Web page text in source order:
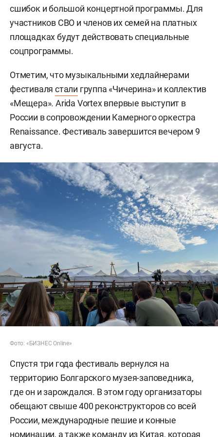
сшибок и большой концертной программы. Для
участников СВО и членов их семей на платных
площадках будут действовать специальные
соцпрограммы.
Отметим, что музыкальными хедлайнерами
фестивалястали группа «Чичерина» и коллектив
«Мещера». Arida Vortex впервые выступит в
России в сопровождении Камерного оркестра
Renaissance. Фестиваль завершится вечером 9
августа.
Фото: «БИЗНЕС Online»
Спустя три года фестиваль вернулся на
территорию Болгарского музея-заповедника,
где он и зарождался. В этом году организаторы
обещают свыше 400 реконструкторов со всей
России, международные пешие и конные
номинации, а также команду из Китая, которая